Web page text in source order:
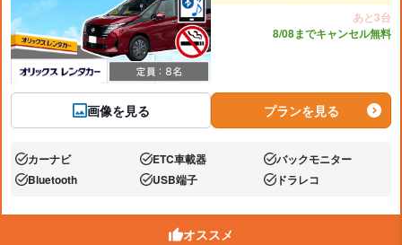
画像を見る
あと3台
8/08までキャンセル無料
プランを見る
あり:カーナビ あり:ETC車載器 あり:バックモニター
あり:Bluetooth あり:USB端子 あり:ドラレコ
オススメ